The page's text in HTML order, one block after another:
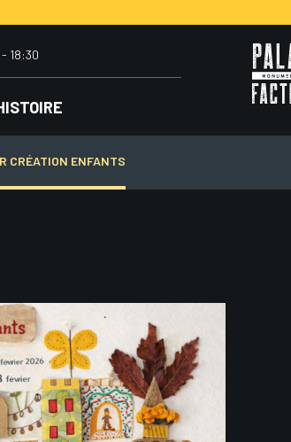
18:30
CRÉATION ENFANTS